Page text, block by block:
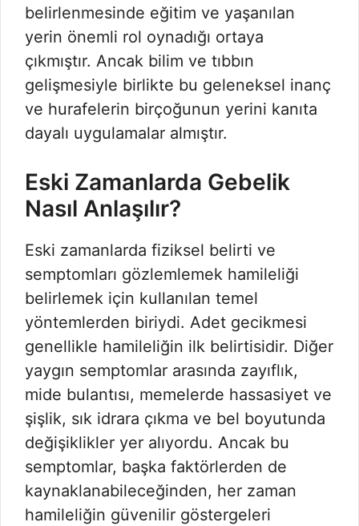
belirlenmesinde eğitim ve yaşanılan
yerin önemli rol oynadığı ortaya
çıkmıştır. Ancak bilim ve tıbbın
gelişmesiyle birlikte bu geleneksel inanç
ve hurafelerin birçoğunun yerini kanıta
dayalı uygulamalar almıştır.
Eski Zamanlarda Gebelik
Nasıl Anlaşılır?
Eski zamanlarda fiziksel belirti ve
semptomları gözlemlemek hamileliği
belirlemek için kullanılan temel
yöntemlerden biriydi. Adet gecikmesi
genellikle hamileliğin ilk belirtisidir. Diğer
yaygın semptomlar arasında zayıflık,
mide bulantısı, memelerde hassasiyet ve
şişlik, sık idrara çıkma ve bel boyutunda
değişiklikler yer alıyordu. Ancak bu
semptomlar, başka faktörlerden de
kaynaklanabileceğinden, her zaman
hamileliğin güvenilir göstergeleri